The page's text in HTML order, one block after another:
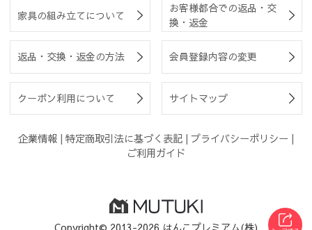
家具の組み立てについて
お客様都合での返品・交
換・返金
返品・交換・返金の方法 会員登録内容の変更
クーポン利用について サイトマップ
企業情報 | 特定商取引法に基づく表記 | プライバシーポリシー |
ご利用ガイド
Copyright© 2013-2026 はんこプレミアム(株)